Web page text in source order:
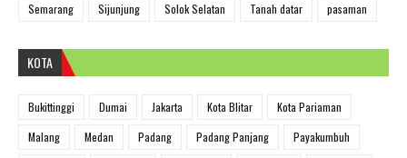
Semarang
Sijunjung Solok Selatan Tanah datar pasaman
KOTA
Bukittinggi Dumai Jakarta Kota Blitar
Kota Pariaman
Malang
Medan Padang Padang Panjang
Payakumbuh